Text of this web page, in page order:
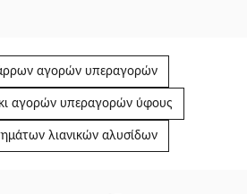
αγορών υπεραγορών
αγορών υπεραγορών ύφους
λιανικών αλυσίδων